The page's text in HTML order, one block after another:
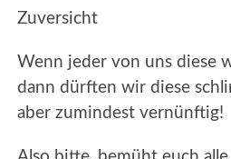
Zuversicht
Wenn jeder von uns diese
dann dürften wir diese
aber zumindest vernünftig!